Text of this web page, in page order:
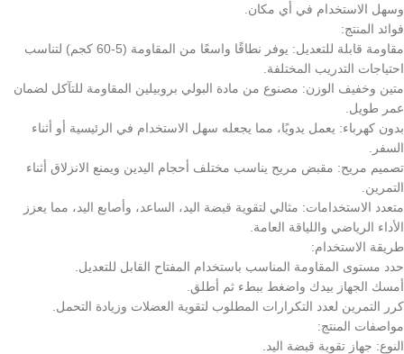
وسهل الاستخدام في أي مكان.
فوائد المنتج:
مقاومة قابلة للتعديل: يوفر نطاقًا واسعًا من المقاومة (5-60 كجم) لتناسب
احتياجات التدريب المختلفة.
متين وخفيف الوزن: مصنوع من مادة البولي بروبيلين المقاومة للتآكل لضمان
عمر طويل.
بدون كهرباء: يعمل يدويًا، مما يجعله سهل الاستخدام في الرئيسية أو أثناء
السفر.
تصميم مريح: مقبض مريح يناسب مختلف أحجام اليدين ويمنع الانزلاق أثناء
التمرين.
متعدد الاستخدامات: مثالي لتقوية قبضة اليد، الساعد، وأصابع اليد، مما يعزز
الأداء الرياضي واللياقة العامة.
طريقة الاستخدام:
حدد مستوى المقاومة المناسب باستخدام المفتاح القابل للتعديل.
أمسك الجهاز بيدك واضغط ببطء ثم أطلق.
كرر التمرين لعدد التكرارات المطلوب لتقوية العضلات وزيادة التحمل.
مواصفات المنتج:
النوع: جهاز تقوية قبضة اليد.